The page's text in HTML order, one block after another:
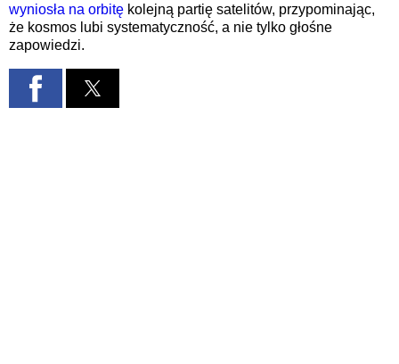
wyniosła na orbitę kolejną partię satelitów, przypominając,
że kosmos lubi systematyczność, a nie tylko głośne
zapowiedzi.